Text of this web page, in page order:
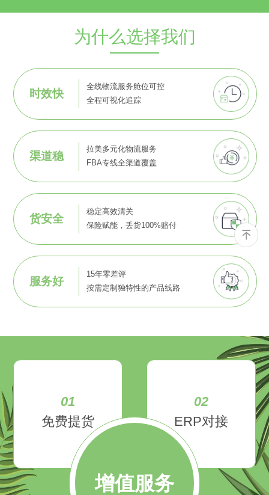
为什么选择我们
时效快
全线物流服务舱位可控
全程可视化追踪
渠道稳
拉美多元化物流服务
FBA专线全渠道覆盖
货安全
稳定高效清关
保险赋能，丢货100%赔付
服务好
15年零差评
按需定制独特性的产品线路
增值服务
01
免费提货
02
ERP对接